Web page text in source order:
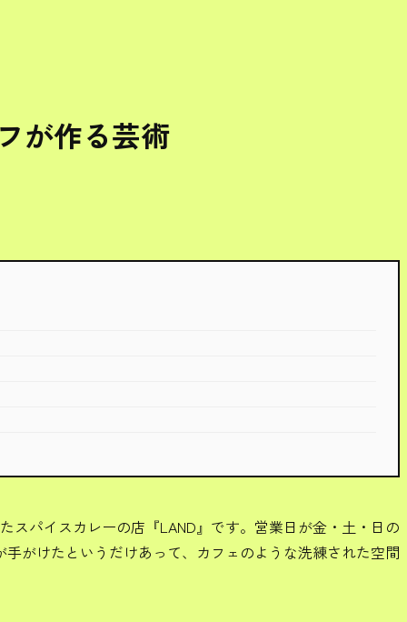
が作る芸術
スパイスカレーの店『LAND』です。営業日が金・土・日の
がけたというだけあって、カフェのような洗練された空間